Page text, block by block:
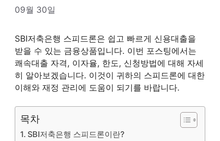
09월 30일
SBI저축은행 스피드론은 쉽고 빠르게 신용대출을
받을 수 있는 금융상품입니다. 이번 포스팅에서는
쾌속대출 자격, 이자율, 한도, 신청방법에 대해 자세
히 알아보겠습니다. 이것이 귀하의 스피드론에 대한
이해와 재정 관리에 도움이 되기를 바랍니다.
목차
SBI저축은행 스피드론이란?